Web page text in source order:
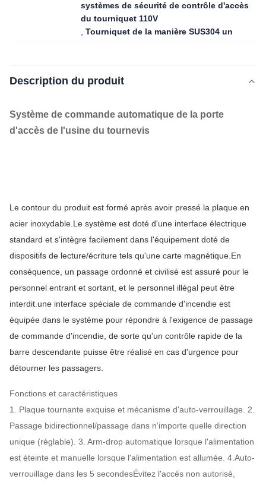
systèmes de sécurité de contrôle d'accès
du tourniquet 110V
Tourniquet de la manière SUS304 un
Description du produit
Système de commande automatique de la porte
d'accès de l'usine du tournevis
Le contour du produit est formé après avoir pressé la plaque en
acier inoxydable.Le système est doté d'une interface électrique
standard et s'intègre facilement dans l'équipement doté de
dispositifs de lecture/écriture tels qu'une carte magnétique.En
conséquence, un passage ordonné et civilisé est assuré pour le
personnel entrant et sortant, et le personnel illégal peut être
interdit.une interface spéciale de commande d'incendie est
équipée dans le système pour répondre à l'exigence de passage
de commande d'incendie, de sorte qu'un contrôle rapide de la
barre descendante puisse être réalisé en cas d'urgence pour
détourner les passagers.
Fonctions et caractéristiques
1. Plaque tournante exquise et mécanisme d'auto-verrouillage. 2.
Passage bidirectionnel/passage dans n'importe quelle direction
unique (réglable). 3. Arm-drop automatique lorsque l'alimentation
est éteinte et manuelle lorsque l'alimentation est allumée. 4.Auto-
verrouillage dans les 5 secondesÉvitez l'accès non autorisé,